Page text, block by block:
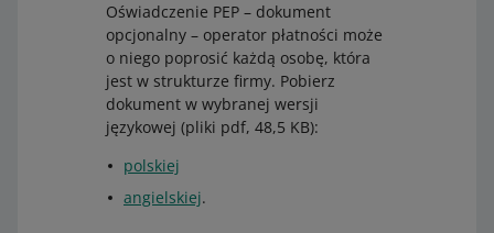
Umowa spółki cywilnej, która powstaje przy
założeniu spółki wraz z aneksami do tej
umowy, jeżeli pojawiły się jakieś zmiany w jej
zapisie.
weryfikacji kolejnych warstw w strukturze firmy,
jeśli takie występują.
Spółka akcyjna
dokumenty
maklerskiego nie starszy niż 4 miesiące.
Spółka komandytowo - akcyjna
Oświadczenie PEP – dokument
opcjonalny – operator płatności może
o niego poprosić każdą osobę, która
jest w strukturze firmy. Pobierz
dokument w wybranej wersji
językowej (pliki pdf, 48,5 KB):
polskiej
angielskiej.